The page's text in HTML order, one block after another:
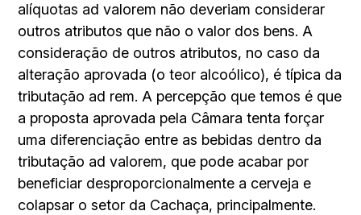
alíquotas ad valorem não deveriam considerar
outros atributos que não o valor dos bens. A
consideração de outros atributos, no caso da
alteração aprovada (o teor alcoólico), é típica da
tributação ad rem. A percepção que temos é que
a proposta aprovada pela Câmara tenta forçar
uma diferenciação entre as bebidas dentro da
tributação ad valorem, que pode acabar por
beneficiar desproporcionalmente a cerveja e
colapsar o setor da Cachaça, principalmente.